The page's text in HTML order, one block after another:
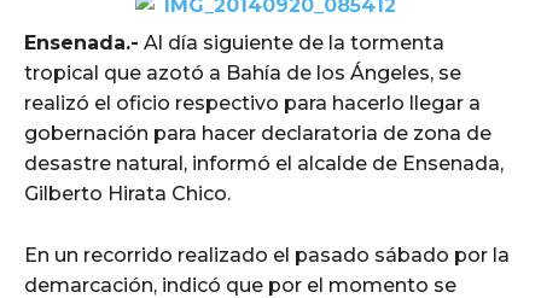
Ensenada.- Al día siguiente de la tormenta
tropical que azotó a Bahía de los Ángeles, se
realizó el oficio respectivo para hacerlo llegar a
gobernación para hacer declaratoria de zona de
desastre natural, informó el alcalde de Ensenada,
Gilberto Hirata Chico.
En un recorrido realizado el pasado sábado por la
demarcación, indicó que por el momento se